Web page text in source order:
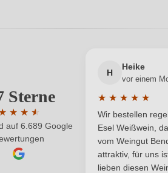
Sterne
★ ★ ★
★
Bewertung von 4.7 von
auf 6.689 Google
H
Heike
vor einem
★ ★ ★ ★ ★
Wir bestellen
Esel Weißwein,
vom Weingut
attraktiv, für uns
lieben diesen